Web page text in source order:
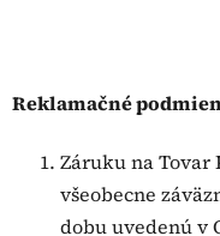
Reklamačné
Záruku na
všeobecne
dobu uvedenú v